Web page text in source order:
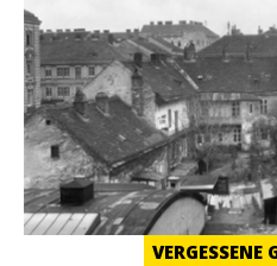
VERGESSENE